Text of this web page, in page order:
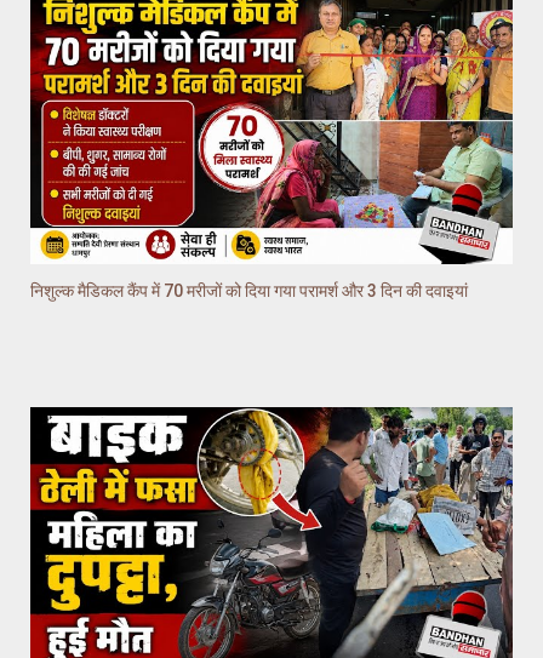
निशुल्क मैडिकल कैंप में 70 मरीजों को दिया गया परामर्श और 3 दिन की दवाइयां